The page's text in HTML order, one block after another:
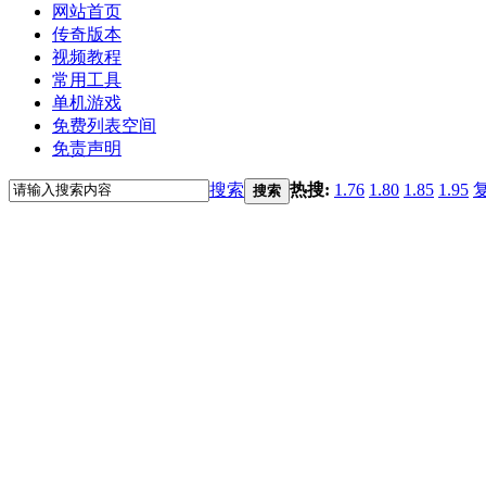
网站首页
传奇版本
视频教程
常用工具
单机游戏
免费列表空间
免责声明
搜索 搜索 热搜: 1.76 1.80 1.85 1.95